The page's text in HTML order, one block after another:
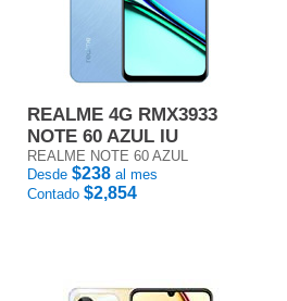
REALME 4G RMX3933
NOTE 60 AZUL IU
REALME NOTE 60 AZUL
Desde $238 al mes
Contado $2,854